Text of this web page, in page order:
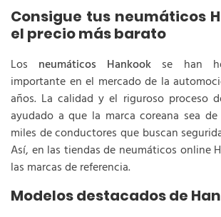
Consigue tus neumáticos
el precio más barato
Los neumáticos Hankook se han
importante en el mercado de la
años. La calidad y el riguroso proceso
ayudado a que la marca coreana sea
miles de conductores que buscan
Así, en las tiendas de neumáticos online
las marcas de referencia.
Modelos destacados de